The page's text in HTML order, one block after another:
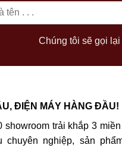
Chúng tôi sẽ gọi
ĐIỆN MÁY HÀNG ĐẦU!
trải khắp 3
chuyên nghiệp, sản